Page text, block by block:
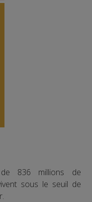
836 millions de
sous le seuil de